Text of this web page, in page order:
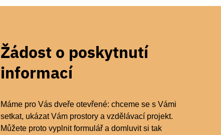
Žádost o poskytnutí
informací
Máme pro Vás dveře otevřené: chceme se s Vámi
setkat, ukázat Vám prostory a vzdělávací projekt.
Můžete proto vyplnit formulář a domluvit si tak